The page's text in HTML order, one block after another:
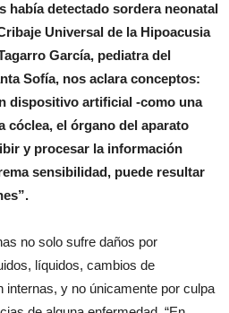
había detectado sordera neonatal
Universal de la Hipoacusia
García, pediatra del
Sofía, nos aclara conceptos:
dispositivo artificial -como una
cóclea, el órgano del aparato
y procesar la información
sensibilidad, puede resultar
no solo sufre daños por
líquidos, cambios de
y no únicamente por culpa